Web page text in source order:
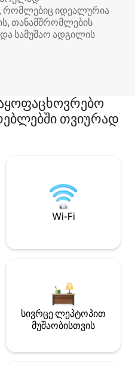
რომლებიც იდეალურია
თანამშრომლების
და სამუშაო ადგილის
თვიურად
Wi-Fi
სივრცე ლეპტოპით
მუშაობისთვის